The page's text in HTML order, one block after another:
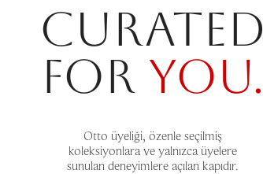
CURATED
FOR YOU.
Otto üyeliği, özenle seçilmiş
koleksiyonlara ve yalnızca üyelere
sunulan deneyimlere açılan kapıdır.